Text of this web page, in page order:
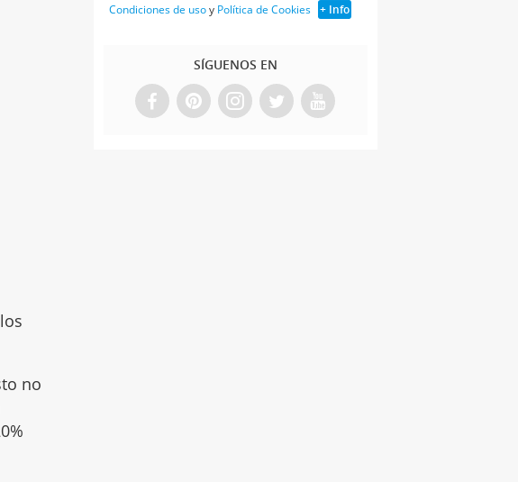
no
Condiciones de usoy Política de Cookies + Info
SÍGUENOS EN